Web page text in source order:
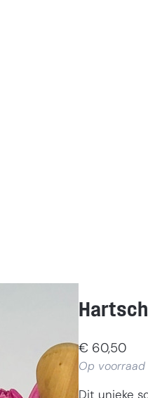
€ 60,50
Op voorraad
Dit unieke